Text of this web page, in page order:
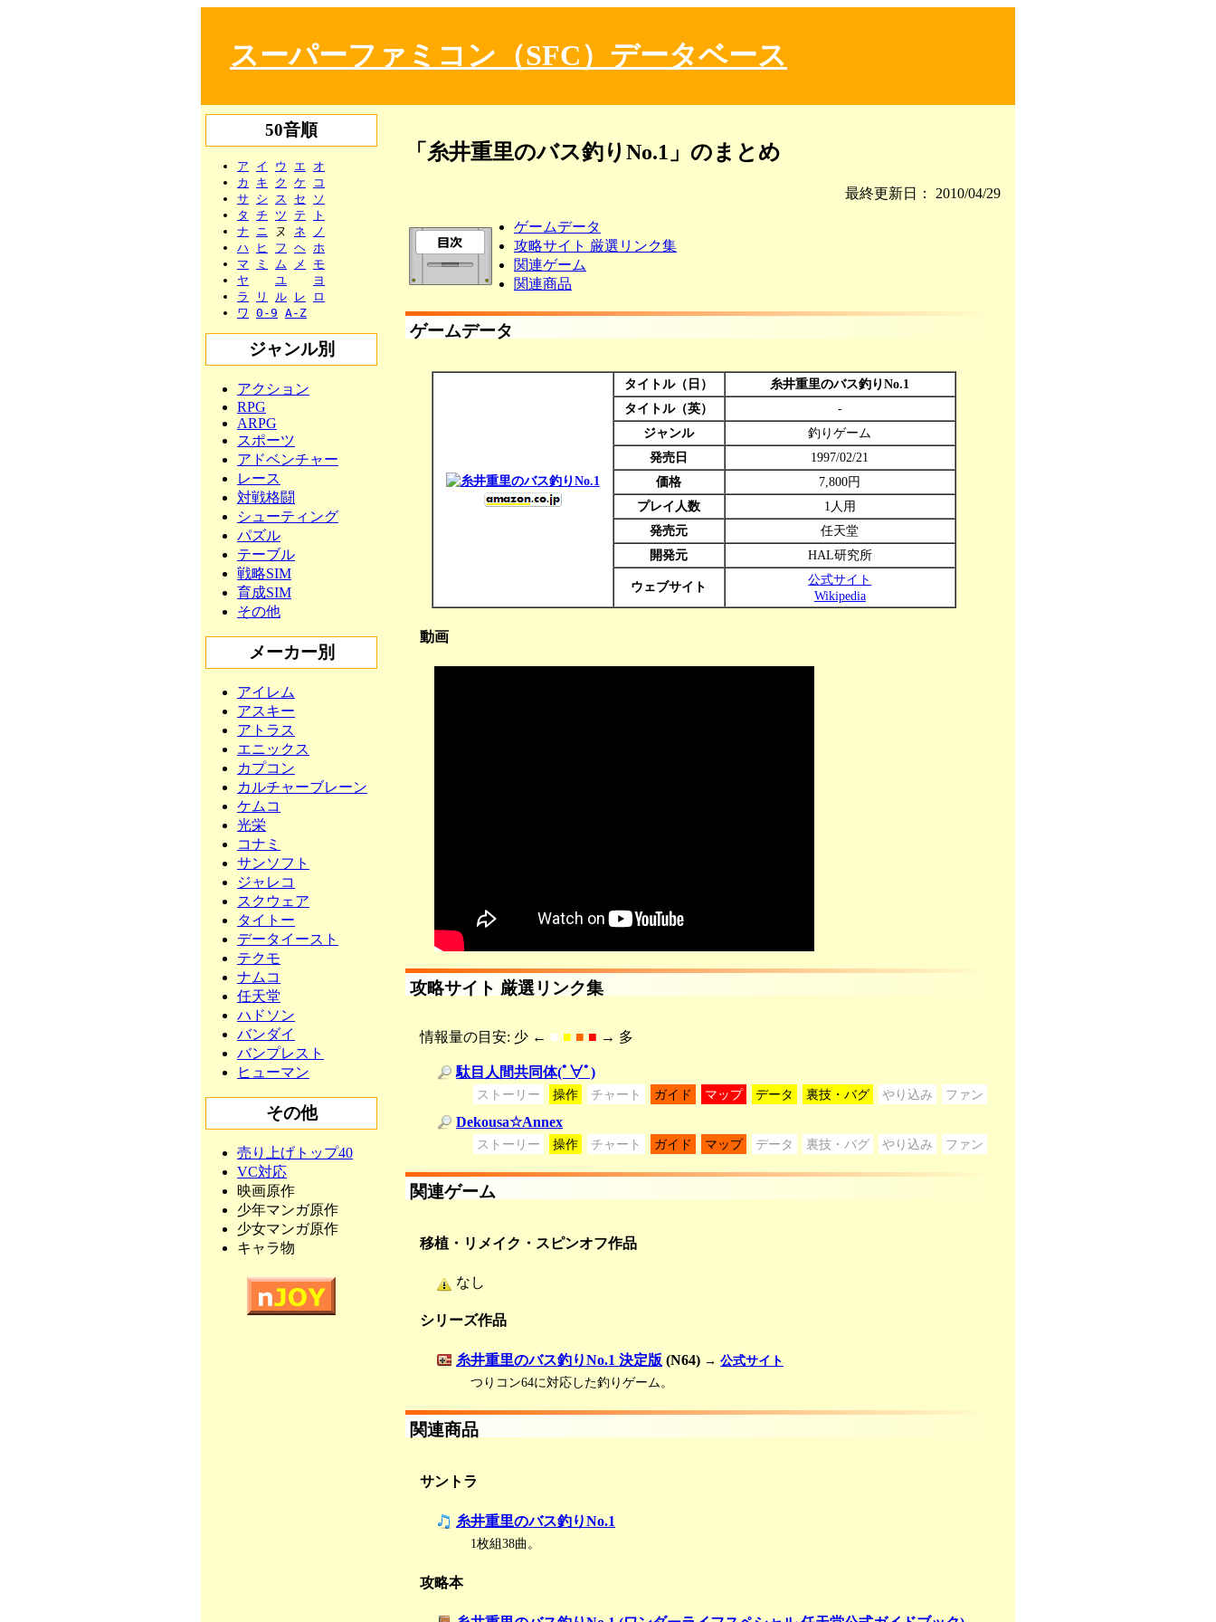
スーパーファミコン（SFC）データベース
「糸井重里のバス釣りNo.1」のまとめ
最終更新日： 2010/04/29
ゲームデータ
攻略サイト 厳選リンク集
関連ゲーム
関連商品
ゲームデータ
タイトル（日）
糸井重里のバス釣りNo.1
タイトル（英）
-
ジャンル
釣りゲーム
発売日
1997/02/21
価格
7,800円
プレイ人数
1人用
発売元
任天堂
開発元
HAL研究所
ウェブサイト
公式サイト
Wikipedia
動画
攻略サイト 厳選リンク集
情報量の目安: 少 ← ■ ■ ■ ■ → 多
駄目人間共同体(ﾟ∀ﾟ)
ストーリー 操作 チャート ガイド マップ データ 裏技・バグ やり込み ファン
Dekousa☆Annex
ストーリー 操作 チャート ガイド マップ データ 裏技・バグ やり込み ファン
関連ゲーム
移植・リメイク・スピンオフ作品
なし
シリーズ作品
糸井重里のバス釣りNo.1 決定版 (N64) → 公式サイト
つりコン64に対応した釣りゲーム。
関連商品
サントラ
糸井重里のバス釣りNo.1
1枚組38曲。
攻略本
50音順
ア イ ウ エ
オ
カ
キ ク ケ
コ
サ シ ス セ
ソ
タ
チ ツ テ
ト
ナ
ニ ヌ ネ
ノ
ハ
ヒ フ ヘ ホ
マ
ミ ム メ
モ
ヤ
ユ
ヨ
ラ
リ ル レ
ロ
ワ
0-9 A-Z
ジャンル別
アクション
RPG
ARPG
スポーツ
アドベンチャー
レース
対戦格闘
シューティング
パズル
テーブル
戦略SIM
育成SIM
その他
メーカー別
アイレム
アスキー
アトラス
エニックス
カプコン
カルチャーブレーン
ケムコ
光栄
コナミ
サンソフト
ジャレコ
スクウェア
タイトー
データイースト
テクモ
ナムコ
任天堂
ハドソン
バンダイ
バンプレスト
ヒューマン
その他
売り上げトップ40
VC対応
映画原作
少年マンガ原作
少女マンガ原作
キャラ物